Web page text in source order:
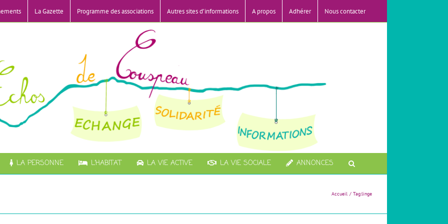
La Gazette Programme des associations Autres sites d’informations A propos Adhérer Nous contacter
LA PERSONNE L’HABITAT LA VIE ACTIVE LA VIE SOCIALE ANNONCES
Accueil Tag:linge